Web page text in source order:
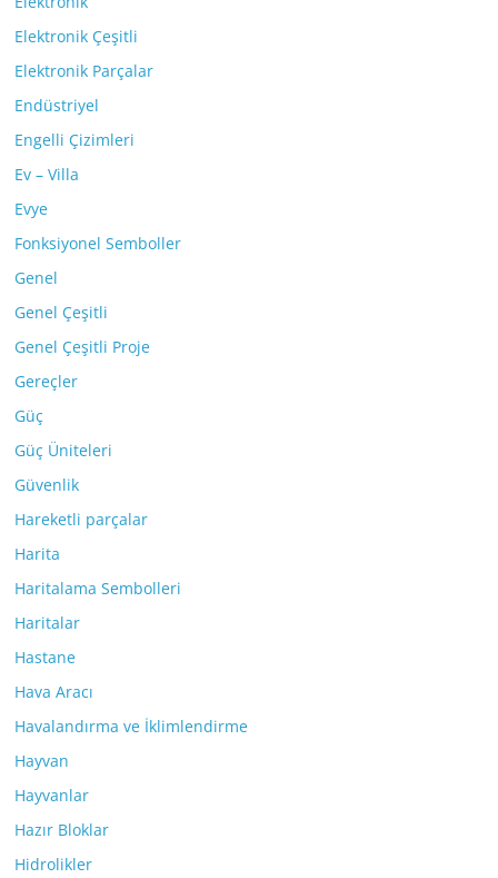
Elektronik Çeşitli
Elektronik Parçalar
Endüstriyel
Engelli Çizimleri
Ev – Villa
Evye
Fonksiyonel Semboller
Genel
Genel Çeşitli
Genel Çeşitli Proje
Gereçler
Güç
Güç Üniteleri
Güvenlik
Hareketli parçalar
Harita
Haritalama Sembolleri
Haritalar
Hastane
Hava Aracı
Havalandırma ve İklimlendirme
Hayvan
Hayvanlar
Hazır Bloklar
Hidrolikler